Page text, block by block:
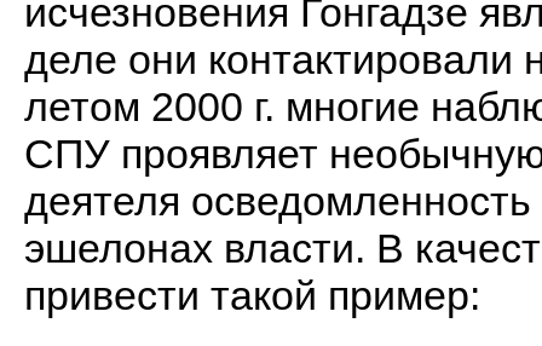
исчезновения Гонгадзе
деле они контактировали
летом 2000 г. многие
СПУ проявляет
деятеля
эшелонах власти. В
привести такой пример: